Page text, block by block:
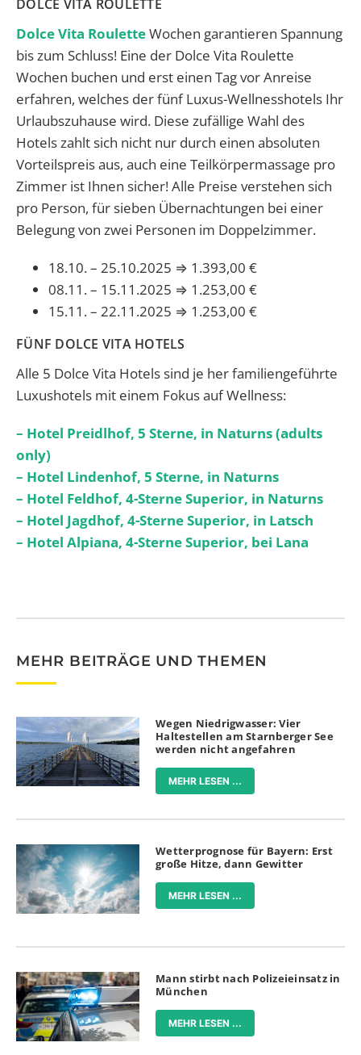
DOLCE VITA ROULETTE
Dolce Vita RouletteWochen garantieren Spannung
bis zum Schluss! Eine der Dolce Vita Roulette
Wochen buchen und erst einen Tag vor Anreise
erfahren, welches der fünf Luxus-Wellnesshotels Ihr
Urlaubszuhause wird. Diese zufällige Wahl des
Hotels zahlt sich nicht nur durch einen absoluten
Vorteilspreis aus, auch eine Teilkörpermassage pro
Zimmer ist Ihnen sicher! Alle Preise verstehen sich
pro Person, für sieben Übernachtungen bei einer
Belegung von zwei Personen im Doppelzimmer.
18.10. – 25.10.2025 ⇒ 1.393,00 €
08.11. – 15.11.2025 ⇒ 1.253,00 €
15.11. – 22.11.2025 ⇒ 1.253,00 €
FÜNF DOLCE VITA HOTELS
Alle 5 Dolce Vita Hotels sind je her familiengeführte
Luxushotels mit einem Fokus auf Wellness:
– Hotel Preidlhof, 5 Sterne, in Naturns (adults
only)
– Hotel Lindenhof, 5 Sterne, in Naturns
– Hotel Feldhof, 4-Sterne Superior, in Naturns
– Hotel Jagdhof, 4-Sterne Superior, in Latsch
– Hotel Alpiana, 4-Sterne Superior, bei Lana
MEHR BEITRÄGE UND THEMEN
Wegen Niedrigwasser: Vier
Haltestellen am Starnberger See
werden nicht angefahren
MEHR LESEN ...
Wetterprognose für Bayern: Erst
große Hitze, dann Gewitter
MEHR LESEN ...
Mann stirbt nach Polizeieinsatz in
München
MEHR LESEN ...